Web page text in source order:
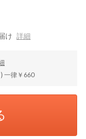
け 詳細
一律￥660